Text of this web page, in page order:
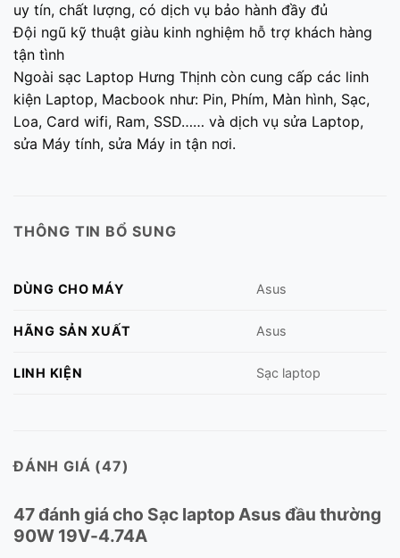
uy tín, chất lượng, có dịch vụ bảo hành đầy đủ
Đội ngũ kỹ thuật giàu kinh nghiệm hỗ trợ khách hàng
tận tình
Ngoài sạc Laptop Hưng Thịnh còn cung cấp các linh
kiện Laptop, Macbook như: Pin, Phím, Màn hình, Sạc,
Loa, Card wifi, Ram, SSD…… và dịch vụ sửa Laptop,
sửa Máy tính, sửa Máy in tận nơi.
THÔNG TIN BỔ SUNG
DÙNG CHO MÁY Asus
HÃNG SẢN XUẤT Asus
LINH KIỆN Sạc laptop
ĐÁNH GIÁ (47)
47 đánh giá cho Sạc laptop Asus đầu thường
90W 19V-4.74A